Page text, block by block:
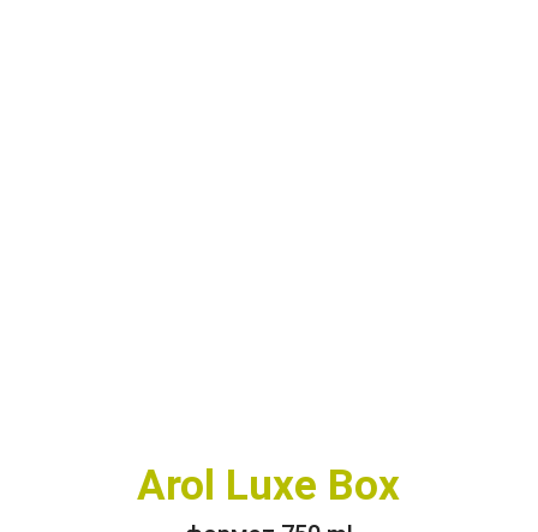
Arol Luxe Box